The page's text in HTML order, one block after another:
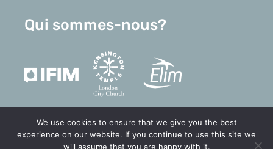
Qui sommes-nous?
We use cookies to ensure that we give you the best
experience on our website. If you continue to use this site we
will assume that you are happy with it.